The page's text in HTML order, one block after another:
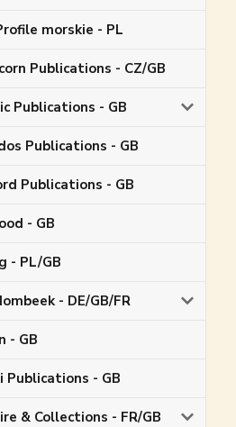
morskie - PL
Publications - CZ/GB
Publications - GB
Publications - GB
Publications - GB
- GB
- PL/GB
- DE/GB/FR
- GB
Publications - GB
& Collections - FR/GB